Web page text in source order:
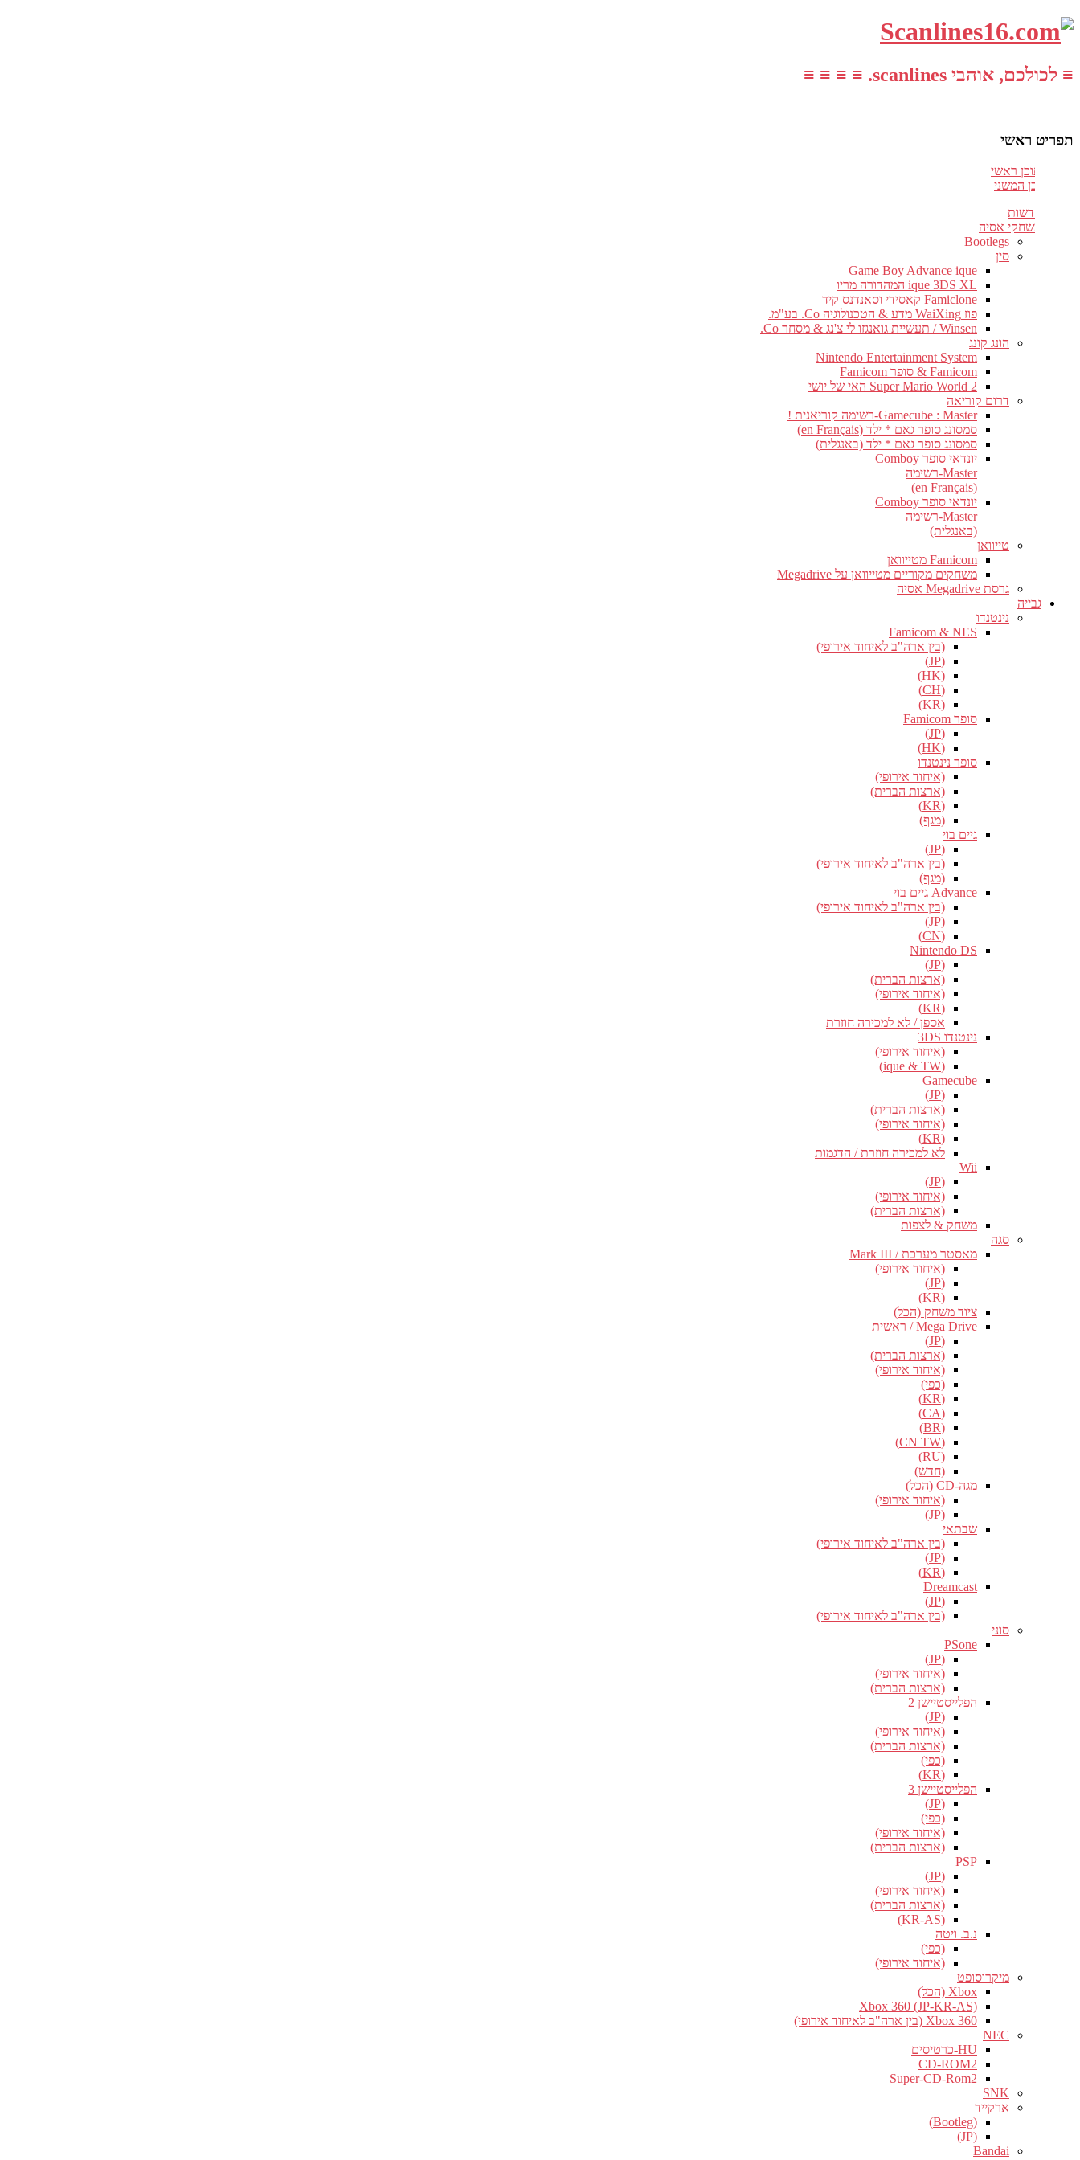
≡ לכולכם, אוהבי scanlines. ≡ ≡ ≡ ≡
תפריט ראשי
עבור לתוכן ראשי
דלג לתוכן המשני
חדשות
משחקי אסיה
Bootlegs
סין
Game Boy Advance ique
ique 3DS XL המהדורה מריו
Famiclone קאסידי וסאנדנס קיד
פוז WaiXing מדע & הטכנולוגיה Co. בע"מ.
Winsen / תעשיית גואנגזו לי צ'נג & מסחר Co.
הונג קונג
Nintendo Entertainment System
Famicom & סופר Famicom
Super Mario World 2 האי של יושי
דרום קוריאה
Gamecube : Master-רשימה קוריאנית !
סמסונג סופר גאם * ילד (en Français)
סמסונג סופר גאם * ילד (באנגלית)
יונדאי סופר Comboy
Master-רשימה
(en Français)
יונדאי סופר Comboy
Master-רשימה
(באנגלית)
טייוואן
Famicom מטייוואן
משחקים מקוריים מטייוואן על Megadrive
גרסת Megadrive אסיה
גבייה
נינטנדו
Famicom & NES
(בין ארה"ב לאיחוד אירופי)
(JP)
(HK)
(CH)
(KR)
סופר Famicom
(JP)
(HK)
סופר נינטנדו
(איחוד אירופי)
(ארצות הברית)
(KR)
(מגף)
גיים בוי
(JP)
(בין ארה"ב לאיחוד אירופי)
(מגף)
Advance גיים בוי
(בין ארה"ב לאיחוד אירופי)
(JP)
(CN)
Nintendo DS
(JP)
(ארצות הברית)
(איחוד אירופי)
(KR)
אספן / לא למכירה חוזרת
נינטנדו 3DS
(איחוד אירופי)
(ique & TW)
Gamecube
(JP)
(ארצות הברית)
(איחוד אירופי)
(KR)
לא למכירה חוזרת / הדגמות
Wii
(JP)
(איחוד אירופי)
(ארצות הברית)
משחק & לצפות
סגה
מאסטר מערכת / Mark III
(איחוד אירופי)
(JP)
(KR)
ציוד משחק (הכל)
Mega Drive / ראשית
(JP)
(ארצות הברית)
(איחוד אירופי)
(כפי)
(KR)
(CA)
(BR)
(CN TW)
(RU)
(חדש)
מגה-CD (הכל)
(איחוד אירופי)
(JP)
שבתאי
(בין ארה"ב לאיחוד אירופי)
(JP)
(KR)
Dreamcast
(JP)
(בין ארה"ב לאיחוד אירופי)
סוני
PSone
(JP)
(איחוד אירופי)
(ארצות הברית)
הפלייסטיישן 2
(JP)
(איחוד אירופי)
(ארצות הברית)
(כפי)
(KR)
הפלייסטיישן 3
(JP)
(כפי)
(איחוד אירופי)
(ארצות הברית)
PSP
(JP)
(איחוד אירופי)
(ארצות הברית)
(KR-AS)
נ.ב. ויטה
(כפי)
(איחוד אירופי)
מיקרוסופט
Xbox (הכל)
Xbox 360 (JP-KR-AS)
Xbox 360 (בין ארה"ב לאיחוד אירופי)
NEC
HU-כרטיסים
CD-ROM2
Super-CD-Rom2
SNK
ארקייד
(Bootleg)
(JP)
Bandai